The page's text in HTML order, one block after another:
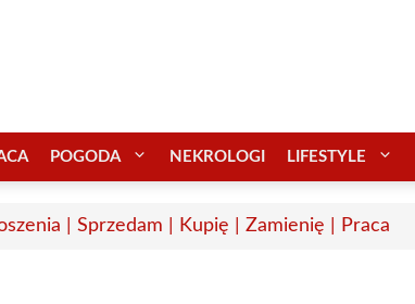
POGODA NEKROLOGI LIFESTYLE
| Sprzedam | Kupię | Zamienię | Praca